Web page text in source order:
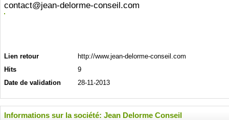
contact@jean-delorme-conseil.com
Lien retour
http://www.jean-delorme-conseil.com
Hits
9
Date de validation
28-11-2013
Informations sur la société: Jean Delorme Conseil